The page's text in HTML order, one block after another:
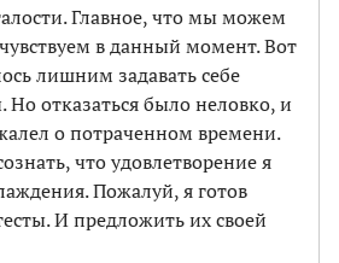
Главное, что мы можем
в данный момент. Вот
лишним задавать себе
Но отказаться было неловко, и
о потраченном времени.
что удовлетворение я
Пожалуй, я готов
И предложить их своей